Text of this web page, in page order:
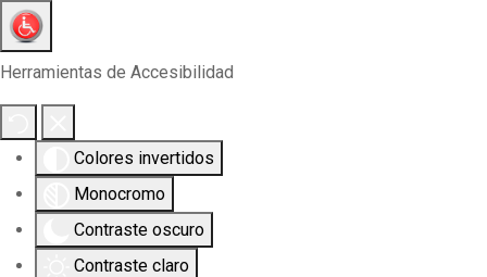
Herramientas de Accesibilidad
Colores invertidos
Monocromo
Contraste oscuro
Contraste claro